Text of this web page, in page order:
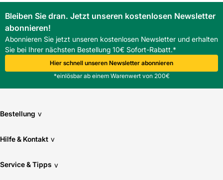
Bleiben Sie dran. Jetzt unseren kostenlosen Newsletter
abonnieren!
Abonnieren Sie jetzt unseren kostenlosen Newsletter und erhalten
Sie bei Ihrer nächsten Bestellung 10€ Sofort-Rabatt.*
Hier schnell unseren Newsletter abonnieren
*einlösbar ab einem Warenwert von 200€
Bestellung v
Hilfe & Kontakt v
Service & Tipps v